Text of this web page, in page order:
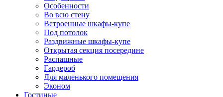
Особенности
Во всю стену
Встроенные шкафы-купе
Под потолок
Раздвижные шкафы-купе
Открытая секция посередине
Распашные
Гардероб
Для маленького помещения
Эконом
Гостиные